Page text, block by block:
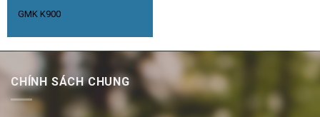
GMK K900
CHÍNH SÁCH CHUNG